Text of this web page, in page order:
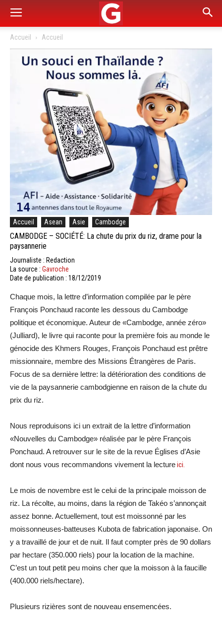
Accueil Accueil
Accueil Asean Asie Cambodge
CAMBODGE – SOCIÉTÉ: La chute du prix du riz, drame pour la
paysannerie
Journaliste : Redaction
La source : Gavroche
Date de publication : 18/12/2019
Chaque mois, la lettre d’information compilée par le père
François Ponchaud raconte les dessous du Cambodge
politique et économique. Auteur de «Cambodge, année zéro»
(Julliard), le livre qui raconte pour la première fois au monde le
génocide des Khmers Rouges, François Ponchaud est prêtre
missionnaire, membre des Missions Étrangères de Paris.
Focus de sa dernière lettre: la détérioration des conditions de
vie de la paysannerie cambodgienne en raison de la chute du
prix du riz.
Nous reproduisons ici un extrait de la lettre d’information
«Nouvelles du Cambodge» réalisée par le père François
Ponchaud. A retrouver sur le site de la revue Églises d’Asie
dont nous vous recommandons vivement la lectureici.
Le mois de novembre est le celui de la principale moisson de
riz. La récolte, au moins, dans la région de Takéo s’annonçait
assez bonne. Actuellement, tout est moissonné par les
moissonneuses-batteuses Kubota de fabrication japonaise. On
y a travaillé de jour et de nuit. Il faut compter près de 90 dollars
par hectare (350.000 riels) pour la location de la machine.
C’est un tout petit peu moins cher que la moisson à la faucille
(400.000 riels/hectare).
Plusieurs rizières sont de nouveau ensemencées.